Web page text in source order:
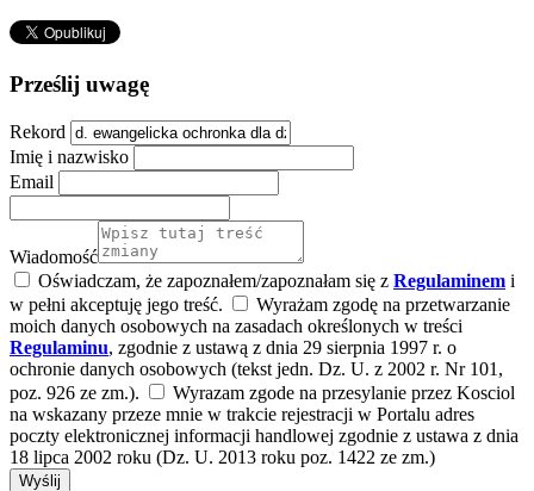
Prześlij uwagę
Rekord
Imię i nazwisko
Email
Wiadomość
Oświadczam, że zapoznałem/zapoznałam się z Regulaminem i
w pełni akceptuję jego treść.
Wyrażam zgodę na przetwarzanie
moich danych osobowych na zasadach określonych w treści
Regulaminu, zgodnie z ustawą z dnia 29 sierpnia 1997 r. o
ochronie danych osobowych (tekst jedn. Dz. U. z 2002 r. Nr 101,
poz. 926 ze zm.).
Wyrazam zgode na przesylanie przez Kosciol
na wskazany przeze mnie w trakcie rejestracji w Portalu adres
poczty elektronicznej informacji handlowej zgodnie z ustawa z dnia
18 lipca 2002 roku (Dz. U. 2013 roku poz. 1422 ze zm.)
Wyślij